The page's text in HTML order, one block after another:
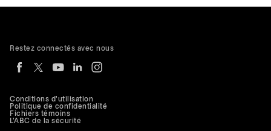
Conditions d'utilisation
Politique de confidentialité
Fichiers témoins
L'ABC de la sécurité
Restez connectés avec nous